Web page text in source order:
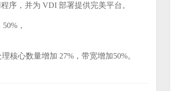
序，并为 VDI 部署提供完美平台。
，
核心数量增加 27%，带宽增加50%。